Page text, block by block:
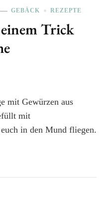
GEBÄCK REZEPTE
Trick
mit Gewürzen aus
mit
in den Mund fliegen.